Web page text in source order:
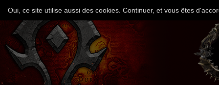
Oui, ce site utilise aussi des cookies. Continuer, et vous êtes